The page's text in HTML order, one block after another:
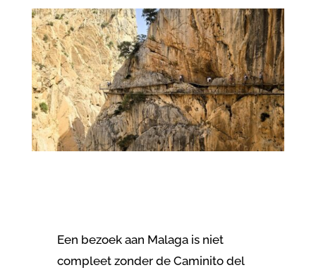
Een bezoek aan Malaga is niet
compleet zonder de Caminito del